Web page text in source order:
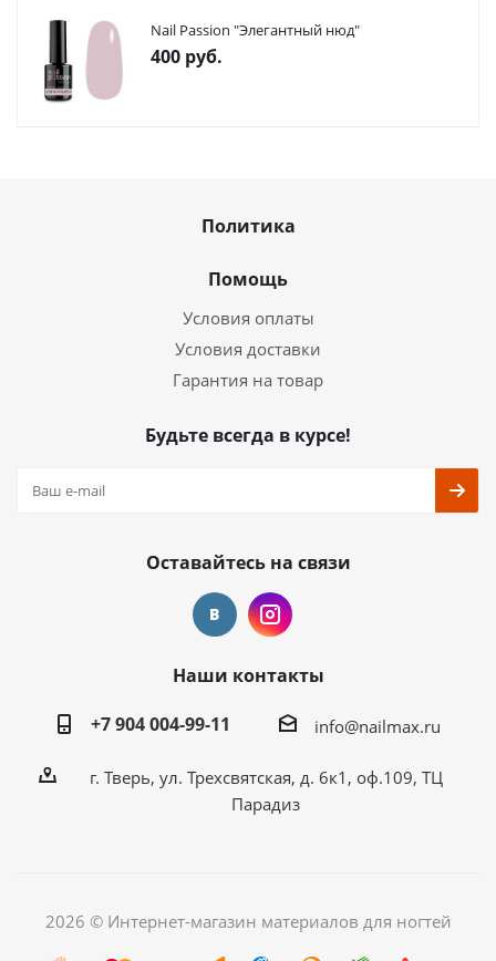
Nail Passion "Элегантный нюд"
400 руб.
Политика
Помощь
Условия оплаты
Условия доставки
Гарантия на товар
Будьте всегда в курсе!
Оставайтесь на связи
Наши контакты
+7 904 004-99-11
info@nailmax.ru
г. Тверь, ул. Трехсвятская, д. 6к1, оф.109, ТЦ
Парадиз
2026 © Интернет-магазин материалов для ногтей